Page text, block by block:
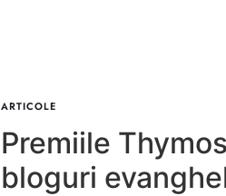
ARTICOLE
Premiile
bloguri